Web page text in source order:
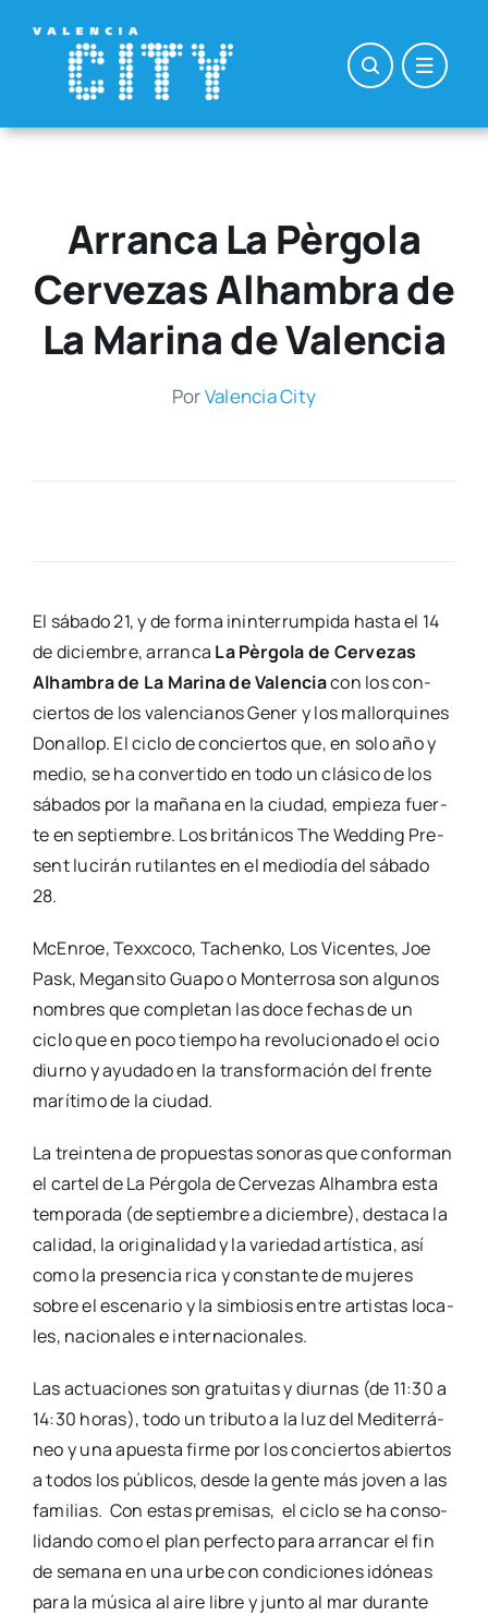
contenido
Arranca La Pèrgola
Cervezas Alhambra de
La Marina de Valencia
PorValen­cia City
El sába­do 21, y de for­ma inin­te­rrum­pi­da has­ta el 14
de diciem­bre, arran­ca La Pèr­go­la de Cer­ve­zas
Alham­bra de La Mari­na de Valen­ciacon los con­
cier­tos de los valen­cia­nos Gener y los mallor­qui­nes
Dona­llop. El ciclo de con­cier­tos que, en solo año y
medio, se ha con­ver­ti­do en todo un clá­si­co de los
sába­dos por la maña­na en la ciu­dad, empie­za fuer­
te en sep­tiem­bre. Los bri­tá­ni­cos The Wed­ding Pre­
sent luci­rán ruti­lan­tes en el medio­día del sába­do
28.
McEn­roe, Texx­co­co, Tachen­ko, Los Vicen­tes, Joe
Pask, Megan­si­to Gua­po o Mon­te­rro­sa son algu­nos
nom­bres que com­ple­tan las doce fechas de un
ciclo que en poco tiem­po ha revo­lu­cio­na­do el ocio
diurno y ayu­da­do en la trans­for­ma­ción del fren­te
marí­ti­mo de la ciu­dad.
La trein­te­na de pro­pues­tas sono­ras que con­for­man
el car­tel de La Pér­go­la de Cer­ve­zas Alham­bra esta
tem­po­ra­da (de sep­tiem­bre a diciem­bre), des­ta­ca la
cali­dad, la ori­gi­na­li­dad y la varie­dad artís­ti­ca, así
como la pre­sen­cia rica y cons­tan­te de muje­res
sobre el esce­na­rio y la sim­bio­sis entre artis­tas loca­
les, nacio­na­les e inter­na­cio­na­les.
Las actua­cio­nes son gra­tui­tas y diur­nas (de 11:30 a
14:30 horas), todo un tri­bu­to a la luz del Medi­te­rrá­
neo y una apues­ta fir­me por los con­cier­tos abier­tos
a todos los públi­cos, des­de la gen­te más joven a las
fami­lias. Con estas pre­mi­sas, el ciclo se ha con­so­
li­dan­do como el plan per­fec­to para arran­car el fin
de sema­na en una urbe con con­di­cio­nes idó­neas
para la músi­ca al aire libre y jun­to al mar duran­te